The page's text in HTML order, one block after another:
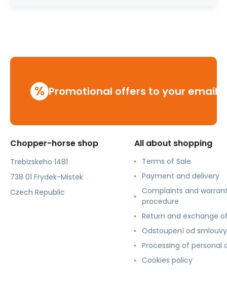
% Promotional offers to your email
Chopper-horse shop
Trebizskeho 1481
738 01 Frydek-Mistek
Czech Republic
All about shopping
Terms of Sale
Payment and delivery
Complaints and
procedure
Return and exchange
Odstoupení od smlouvy
Processing of personal
Cookies policy